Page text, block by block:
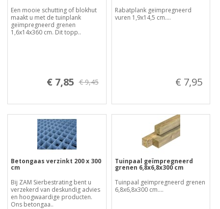
Een mooie schutting of blokhut
maakt u met de tuinplank
geïmpregneerd grenen
1,6x14x360 cm. Dit topp..
€ 7,85 € 9,45
Rabatplank geïmpregneerd
vuren 1,9x14,5 cm....
€ 7,95
Betongaas verzinkt 200 x 300
cm
Bij ZAM Sierbestrating bent u
verzekerd van deskundig advies
en hoogwaardige producten.
Ons betongaa..
Tuinpaal geïmpregneerd
grenen 6,8x6,8x300 cm
Tuinpaal geïmpregneerd grenen
6,8x6,8x300 cm....